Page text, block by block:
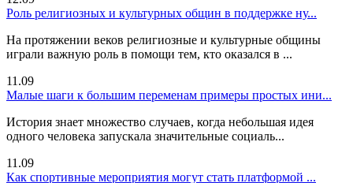
Роль религиозных и культурных общин в поддержке ну...
На протяжении веков религиозные и культурные общины
играли важную роль в помощи тем, кто оказался в ...
11.09
Малые шаги к большим переменам примеры простых ини...
История знает множество случаев, когда небольшая идея
одного человека запускала значительные социаль...
11.09
Как спортивные мероприятия могут стать платформой ...